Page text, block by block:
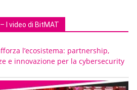
I video di BitMAT
l’ecosistema: partnership,
e innovazione per la cybersecurity